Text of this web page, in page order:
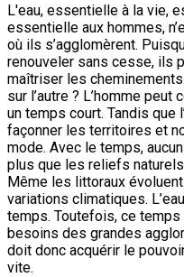
L'eau, essentielle à la vie,
essentielle aux hommes,
où ils s’agglomèrent.
renouveler sans cesse, ils
maîtriser les
sur l’autre ? L’homme
un temps court. Tandis que
façonner les territoires et
mode. Avec le temps,
plus que les reliefs
Même les littoraux
variations climatiques.
temps. Toutefois, ce
besoins des grandes
doit donc acquérir le
vite.